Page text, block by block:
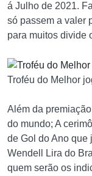
á Julho de 2021.
só passem a valer
para muitos divide
Troféu do Melhor
Além da
do mundo; A
de Gol do Ano que
Wendell Lira do
quem serão os